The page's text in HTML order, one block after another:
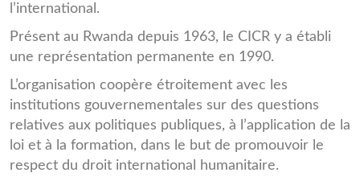
l’international.
Présent au Rwanda depuis 1963, le CICR y a établi
une représentation permanente en 1990.
L’organisation coopère étroitement avec les
institutions gouvernementales sur des questions
relatives aux politiques publiques, à l’application de la
loi et à la formation, dans le but de promouvoir le
respect du droit international humanitaire.